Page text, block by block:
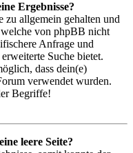
Ergebnisse?
zu allgemein gehalten und
von phpBB nicht
Anfrage und
Suche bietet.
dass dein(e)
verwendet wurden.
Begriffe!
leere Seite?